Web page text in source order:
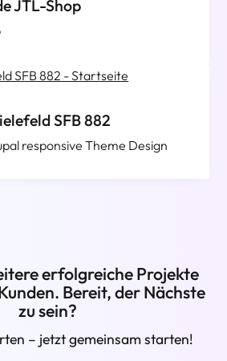
JTL-Shop
SFB 882
responsive Theme Design
erfolgreiche Projekte
Bereit, der Nächste
zu sein?
– jetzt gemeinsam starten!